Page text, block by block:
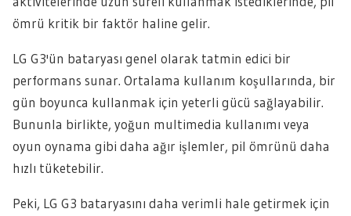
ömrü kritik bir faktör haline gelir.
LG G3'ün bataryası genel olarak tatmin edici bir
performans sunar. Ortalama kullanım koşullarında, bir
gün boyunca kullanmak için yeterli gücü sağlayabilir.
Bununla birlikte, yoğun multimedia kullanımı veya
oyun oynama gibi daha ağır işlemler, pil ömrünü daha
hızlı tüketebilir.
Peki, LG G3 bataryasını daha verimli hale getirmek için